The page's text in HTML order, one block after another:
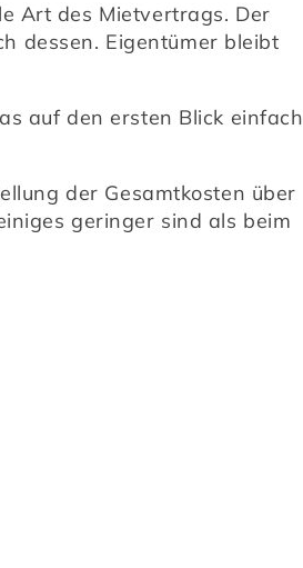
Art des Mietvertrags. Der
dessen. Eigentümer bleibt
auf den ersten Blick einfach
der Gesamtkosten über
geringer sind als beim